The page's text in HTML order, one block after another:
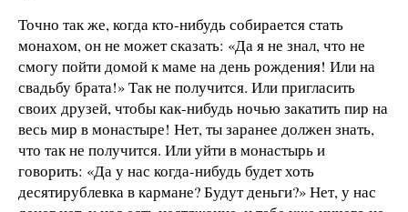
Точно так же, когда кто-нибудь собирается стать
монахом, он не может сказать: «Да я не знал, что не
смогу пойти домой к маме на день рождения! Или на
свадьбу брата!» Так не получится. Или пригласить
своих друзей, чтобы как-нибудь ночью закатить пир на
весь мир в монастыре! Нет, ты заранее должен знать,
что так не получится. Или уйти в монастырь и
говорить: «Да у нас когда-нибудь будет хоть
десятирублевка в кармане? Будут деньги?» Нет, у нас